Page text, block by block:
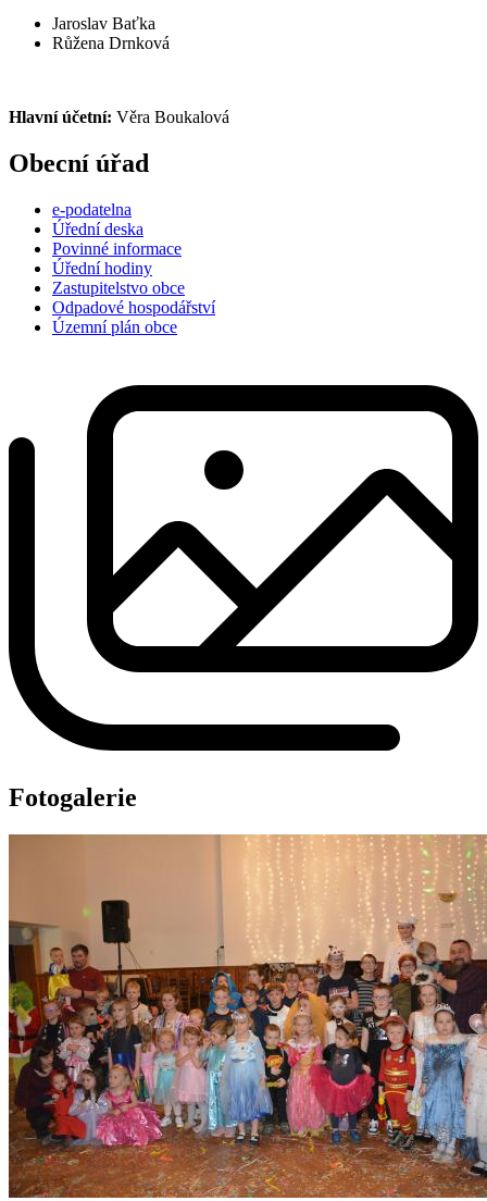
Jaroslav Baťka
Růžena Drnková
Hlavní účetní: Věra Boukalová
Obecní úřad
e-podatelna
Úřední deska
Povinné informace
Úřední hodiny
Zastupitelstvo obce
Odpadové hospodářství
Územní plán obce
Fotogalerie